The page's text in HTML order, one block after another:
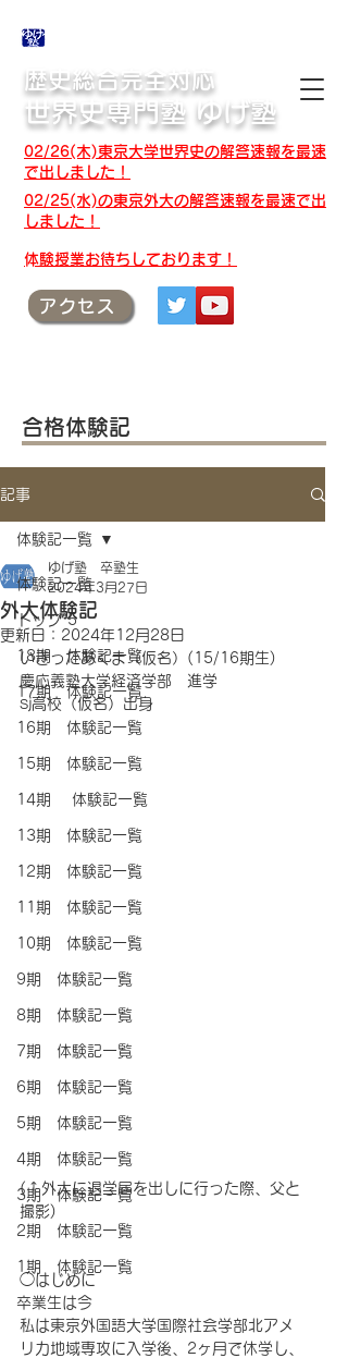
歴史総合完全対応
世界史専門塾 ゆげ塾
02/25(水)の東京外大の解答速報を最速で出
しました！
​体験授業お待ちしております！
アクセス
02/26(木)東京大学世界史の解答速報を最速
で出しました！
合格体験記
記事
体験記一覧
トップ 5
18期 体験記一覧
17期 体験記一覧
16期 体験記一覧
15期 体験記一覧
14期 体験記一覧
13期 体験記一覧
12期 体験記一覧
11期 体験記一覧
10期 体験記一覧
9期 体験記一覧
8期 体験記一覧
7期 体験記一覧
6期 体験記一覧
5期 体験記一覧
4期 体験記一覧
3期 体験記一覧
2期 体験記一覧
1期 体験記一覧
卒業生は今
体験記一覧
外大体験記
ゆげ塾 卒塾生
2024年3月27日
更新日： 2024年12月28日
いきったあくま（仮名）(15/16期生)
慶応義塾大学経済学部　進学
sj高校（仮名）出身
(↑外大に退学届を出しに行った際、父と
撮影)
◯はじめに
私は東京外国語大学国際社会学部北アメ
リカ地域専攻に入学後、2ヶ月で休学し、